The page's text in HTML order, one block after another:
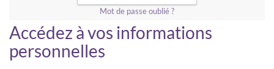
Mot de passe oublié ?
Accédez à vos informations
personnelles